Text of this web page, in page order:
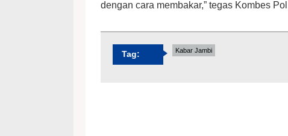
dengan cara membakar,” tegas Kombes
Tag: Kabar Jambi